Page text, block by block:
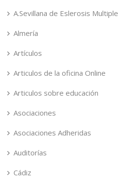
A.Sevillana de Eslerosis Multiple
Almería
Artículos
Articulos de la oficina Online
Articulos sobre educación
Asociaciones
Asociaciones Adheridas
Auditorías
Cádiz